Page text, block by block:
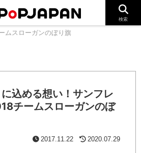
「ICHIGAN」に込める想い！サ
ムスローガンのぼり旗
に込める想い！サンフレ
チームスローガンのぼ
2017.11.22 2020.07.29
検索